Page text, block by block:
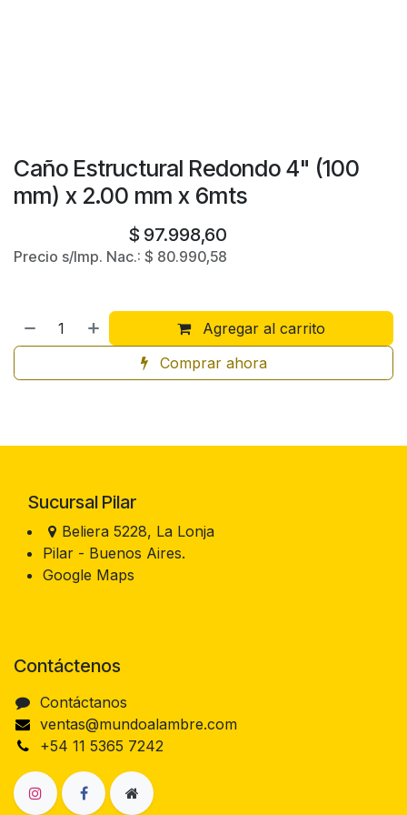
Caño Estructural Redondo 4" (100
mm) x 2.00 mm x 6mts
$ 97.998,60
Precio s/Imp. Nac.: $ 80.990,58
Agregar al carrito
Comprar ahora
Sucursal Pilar
Beliera 5228, La Lonja
Pilar - Buenos Aires.
Google Maps
Contáctenos
Contáctanos
ventas@mundoalambre.com
+54 11 5365 7242